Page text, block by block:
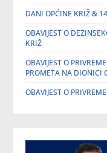
DANI OPĆINE KRIŽ &
OBAVIJEST O
KRIŽ
OBAVIJEST O
PROMETA NA DIONICI
OBAVIJEST O